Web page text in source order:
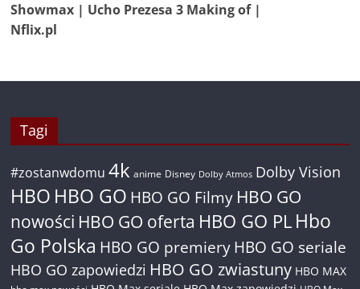
Showmax | Ucho Prezesa 3 Making of |
Nflix.pl
Tagi
#zostanwdomu 4k anime Disney Dolby Atmos Dolby Vision
HBO HBO GO HBO GO Filmy HBO GO
nowości HBO GO oferta HBO GO PL Hbo
Go Polska HBO GO premiery HBO GO seriale
HBO GO zapowiedzi HBO GO zwiastuny HBO MAX